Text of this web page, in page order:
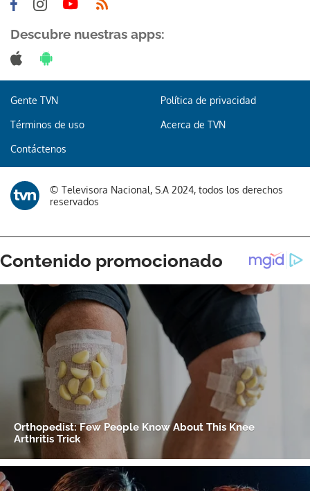
Descubre nuestras apps:
Gente TVN Política de privacidad
Términos de uso Acerca de TVN
Contáctenos
© Televisora Nacional, S.A 2024, todos los derechos
reservados